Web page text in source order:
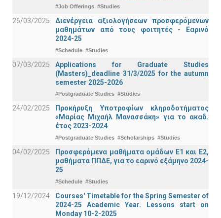
#Job Offerings #Studies
26/03/2025
Διενέργεια αξιολογήσεων προσφερόμενων
μαθημάτων από τους φοιτητές - Εαρινό
2024-25
#Schedule #Studies
07/03/2025
Applications for Graduate Studies
(Masters)_deadline 31/3/2025 for the autumn
semester 2025-2026
#Postgraduate Studies #Studies
24/02/2025
Προκήρυξη Υποτροφίων κληροδοτήματος
«Μαρίας Μιχαήλ Μανασσάκη» για το ακαδ.
έτος 2023-2024
#Postgraduate Studies #Scholarships #Studies
04/02/2025
Προσφερόμενα μαθήματα ομάδων Ε1 και Ε2,
μαθήματα ΠΠΔΕ, για το εαρινό εξάμηνο 2024-
25
#Schedule #Studies
19/12/2024
Courses' Timetable for the Spring Semester of
2024-25 Academic Year. Lessons start on
Monday 10-2-2025